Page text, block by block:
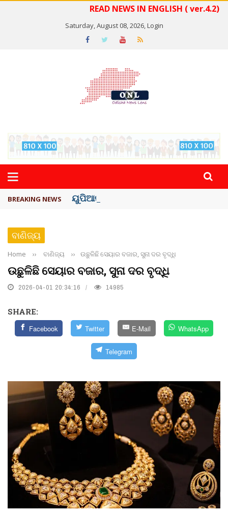
READ NEWS IN ENGLISH ( ver.4.2)
Saturday, August 08, 2026,Login
BREAKING NEWS ୟୁପିଆଇ ଓ ଅନ୍ୟାନ୍ୟ ଡିଜିଟାଲ୍ ନେଣଦେଣ ...
ବାଣିଜ୍ୟ
Home ›› ବାଣିଜ୍ୟ ›› ଉଛୁଳିଛି ସେୟାର ବଜାର, ସୁନା ଦର ବୃଦ୍ଧି
ଉଛୁଳିଛି ସେୟାର ବଜାର, ସୁନା ଦର ବୃଦ୍ଧି
2026-04-01 20:34:16 14985
SHARE:
Facebook Twitter E-Mail WhatsApp
Telegram